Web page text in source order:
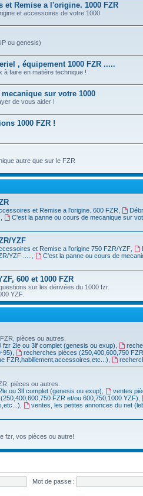
et Remise a l'origine. 1000 FZR
et accessoires de votre 1000
ou genesis)
, équipement 1000 FZR .....
à faire en matière technique !
sur votre 1000
de vous aider !
1000 FZR !
autre que sur le FZR
et Remise a l'origine. 600 FZR
C'est la panne ou cours de mecanique sur
YZF
et Remise a l'origine 750 FZR/YZF,
YZF .....
C'est la panne ou cours de
600 et 1000 FZR
sur les dérivées du 1000 fzr.
YZF.
pièces ou autres.
fzr 2le ou 3lf complet (genesis ou exup)
95)
recherches pièces (250,400,600,750
FZR,habillement,accessoires,etc...)
pièces ou autres.
ou 3lf complet (genesis ou exup) ventes
FZR et/ou 600,750,1000 YZF)
ventes, les petites annonces du net
fzr, vos pièces ou autre!
Mot de passe :